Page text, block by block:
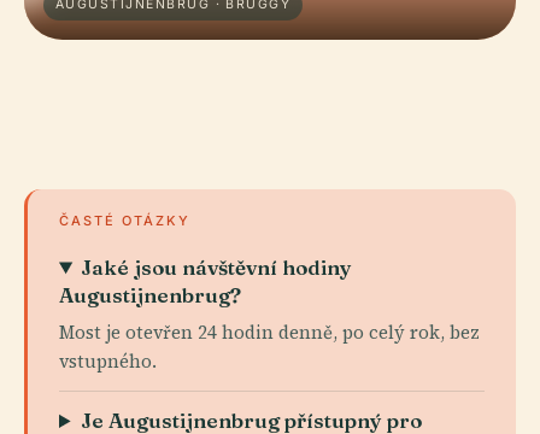
AUGUSTIJNENBRUG · BRUGGY
ČASTÉ OTÁZKY
Jaké jsou návštěvní hodiny
Augustijnenbrug?
Most je otevřen 24 hodin denně, po celý rok, bez
vstupného.
Je Augustijnenbrug přístupný pro